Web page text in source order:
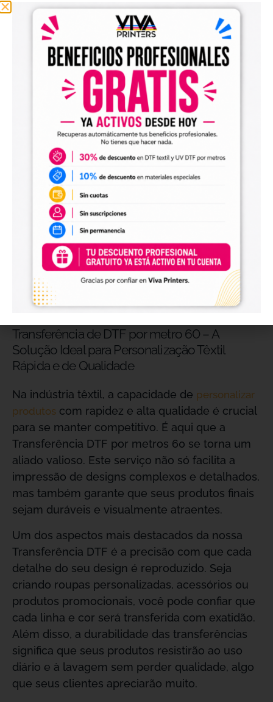
Detalhes Finos:Evite linhas finas com
menos de 8 pixels para garantir uma fixação
adequada.
4. Rapidez na Entrega: Dispomos de 4
máquinas de grande formato DTF e UV DTF, o
que nos permite processar e enviar pedidos de
até 30 metros no mesmo dia, se recebidos
5. Opções de Envio:
Envio Prioritário:
meu pedido”, você pode garantir que seu
pedido saia no mesmo dia em que é feito.
Prazos de Entrega Flexíveis:Oferecemos
envio em 24 e 72 horas, além de entregas
diretas no mesmo dia e aos sábados (com
contato prévio).
Transferência de DTF por metro 60 – A
Solução Ideal para Personalização Têxtil
Rápida e de Qualidade
Na indústria têxtil, a capacidade de personalizar
produtos com rapidez e alta qualidade é crucial
para se manter competitivo. É aqui que a
Transferência DTF por metros 60 se torna um
aliado valioso. Este serviço não só facilita a
impressão de designs complexos e detalhados,
mas também garante que seus produtos finais
sejam duráveis e visualmente atraentes.
Um dos aspectos mais destacados da nossa
Transferência DTF é a precisão com que cada
detalhe do seu design é reproduzido. Seja
criando roupas personalizadas, acessórios ou
produtos promocionais, você pode confiar que
cada linha e cor será transferida com exatidão.
Além disso, a durabilidade das transferências
significa que seus produtos resistirão ao uso
diário e à lavagem sem perder qualidade, algo
que seus clientes apreciarão muito.